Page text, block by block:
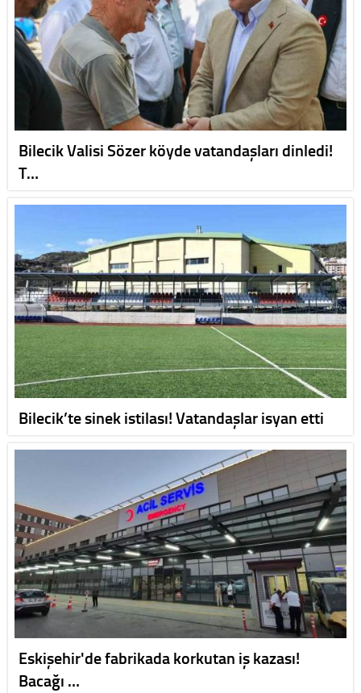
Bilecik Valisi Sözer köyde vatandaşları dinledi!
T…
Bilecik’te sinek istilası! Vatandaşlar isyan etti
Eskişehir'de fabrikada korkutan iş kazası!
Bacağı …